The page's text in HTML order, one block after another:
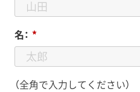
*
名：
（全角で入力してください）